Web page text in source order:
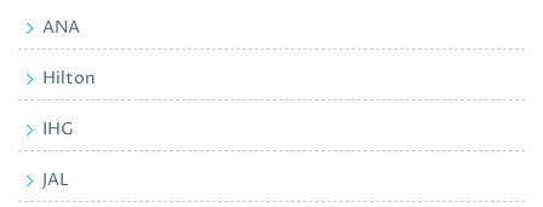
ANA
Hilton
IHG
JAL